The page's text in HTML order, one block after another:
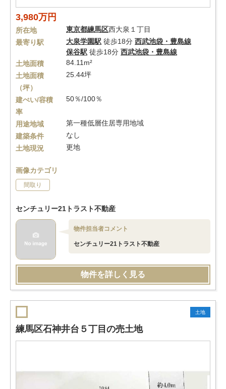
3,980万円
所在地 東京都練馬区西大泉１丁目
最寄り駅
大泉学園駅 徒歩18分 西武池袋・豊島線
保谷駅 徒歩18分 西武池袋・豊島線
土地面積
84.11m²
土地面積
（坪）
25.44坪
建ぺい/容積
率
50％/100％
用途地域
第一種低層住居専用地域
建築条件
なし
土地現況
更地
画像カテゴリ
間取り
センチュリー21トラスト不動産
物件担当者コメント
センチュリー21トラスト不動産
物件を詳しく見る
土地
練馬区石神井台５丁目の売土地